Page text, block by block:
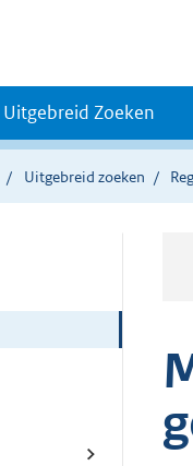
Uitgebreid Zoeken
Uitgebreid zoeken